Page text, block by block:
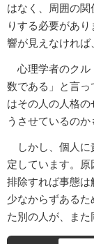
はなく、周囲の
りする必要があ
響が見えなければ
心理学者のクル
数である」と言
はその人の人格
うさせているのか
しかし、個人に
定しています。
排除すれば事態は
少なからずある
た別の人が、また